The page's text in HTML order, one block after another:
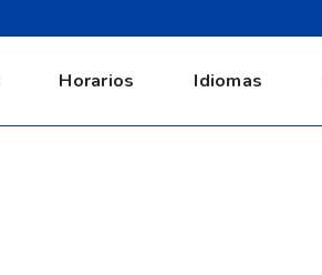
Horarios Idiomas